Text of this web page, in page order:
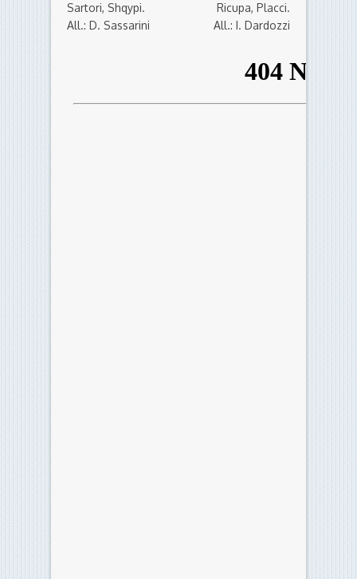
Sartori, Shqypi.
All.: D. Sassarini
Ricupa, Placci.
All.: I. Dardozzi